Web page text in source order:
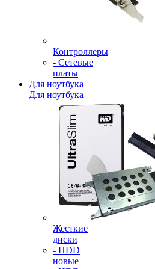
Контроллеры
- Сетевые
платы
Для ноутбука
Для ноутбука
Жесткие
диски
- HDD
новые